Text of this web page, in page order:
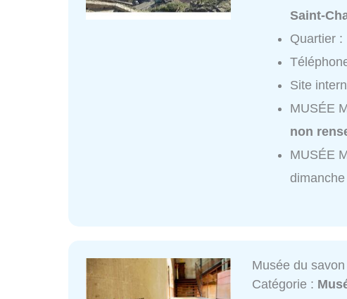
Saint-
Quartier :
Site
MUSÉE
non
MUSÉE
dimanche
Musée du
Catégorie :